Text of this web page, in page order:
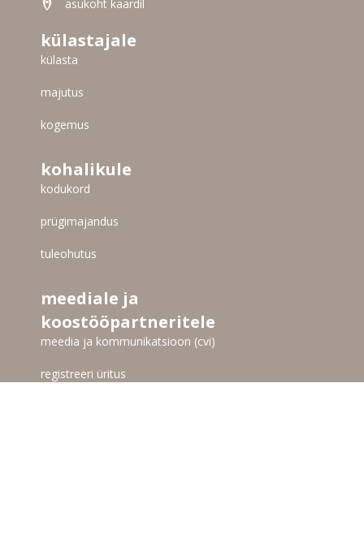
asukoht kaardil
külastajale
külasta
majutus
kogemus
kohalikule
kodukord
prügimajandus
tuleohutus
meediale ja
koostööpartneritele
meedia ja kommunikatsioon (cvi)
registreeri üritus